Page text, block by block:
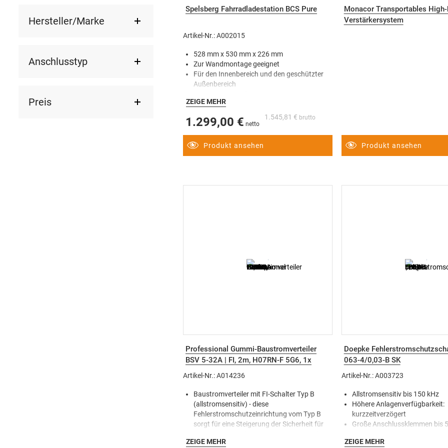
Spelsberg Fahrradladestation BCS Pure
Artikel-Nr.: A002015
528 mm x 530 mm x 226 mm
Zur Wandmontage geeignet
Für den Innenbereich und den geschützter
Außenbereich
ZEIGE MEHR
1.545,81 €
1.299,00 €
Produkt ansehen
Monacor Transportables
Verstärkersystem
Produkt ansehen
Professional Gummi-Baustromverteiler
BSV 5-32A | FI, 2m, H07RN-F 5G6, 1x
CEE32A + 2x 16A , 6x 230V
Artikel-Nr.: A014236
Baustromverteiler mit FI-Schalter Typ B
(allstromsensitiv) - diese
Fehlerstromschutzeinrichtung vom Typ B
sorgt für eine Steigerung der Sicherheit für
Baustellen benötigt
ZEIGE MEHR
Doepke
063-4/0,03-B SK
Artikel-Nr.: A003723
Allstromsensitiv bis 150 kHz
Höhere Anlagenverfügbarkeit:
kurzzeitverzögert
Große Anschlussklemmen bis
VDE-zertifiziert
ZEIGE MEHR
Hersteller/Marke
Anschlusstyp
Preis